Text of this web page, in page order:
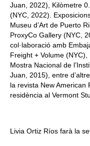
Juan, 2022), Kilòmetre
(NYC, 2022).
Museu d’Art de Puerto
ProxyCo Gallery (NYC,
col·laboració amb
Freight + Volume
Mostra Nacional de
Juan, 2015), entre
la revista New American
residència al Vermont
Livia Ortiz Ríos farà la